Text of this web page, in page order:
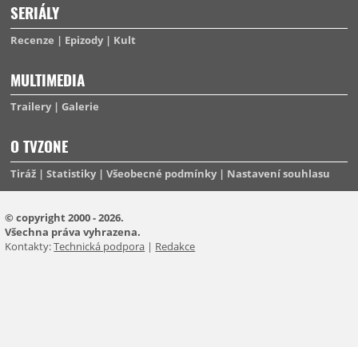
SERIÁLY
Recenze Epizody Kult
MULTIMEDIA
Trailery Galerie
O TVZONE
Tiráž Statistiky Všeobecné podmínky Nastavení souhlasu
© copyright 2000 - 2026.
Všechna práva vyhrazena.
Kontakty:Technická podpora | Redakce